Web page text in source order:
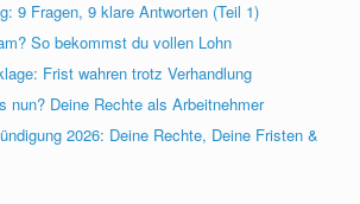
9 Fragen, 9 klare Antworten (Teil 1)
So bekommst du vollen Lohn
Frist wahren trotz Verhandlung
nun? Deine Rechte als Arbeitnehmer
2026: Deine Rechte, Deine Fristen &